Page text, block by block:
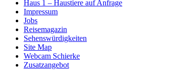
Haus 1 – Haustiere auf Anfrage
Impressum
Jobs
Reisemagazin
Sehenswürdigkeiten
Site Map
Webcam Schierke
Zusatzangebot